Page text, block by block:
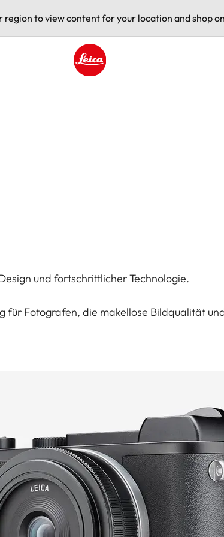
region to view content for your location and shop
und fortschrittlicher Technologie.
für Fotografen, die makellose Bildqualität